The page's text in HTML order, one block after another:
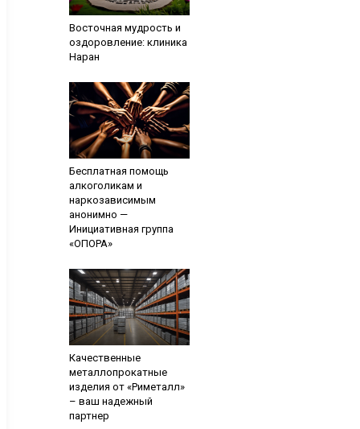
Восточная мудрость и
оздоровление: клиника
Наран
Бесплатная помощь
алкоголикам и
наркозависимым
анонимно —
Инициативная группа
«ОПОРА»
Качественные
металлопрокатные
изделия от «Риметалл»
– ваш надежный
партнер